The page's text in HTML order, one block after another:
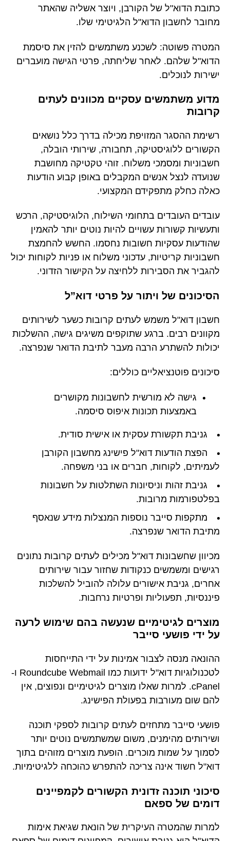
כתובת הדוא"ל של הקורבן, ויוצר אשליה שהאתר
מחובר לחשבון הדוא"ל הלגיטימי שלו.
המטרה פשוטה: לשכנע משתמשים להזין את סיסמת
הדוא"ל שלהם. לאחר שליחתה, פרטי הגישה מועברים
ישירות לנוכלים.
מדוע משתמשים עסקיים מכוונים לעתים
קרובות
רשימת ההסגר המזויפת מכילה בדרך כלל נושאים
הקשורים ללוגיסטיקה, תחבורה, שירותי הובלה,
חשבוניות ומסמכי משלוח. זוהי טקטיקה מחושבת
שנועדה לנצל אנשים המקבלים באופן קבוע הודעות
כאלה כחלק מתפקידם המקצועי.
עובדים העובדים בתחומי השילוח, הלוגיסטיקה, הרכש
ותעשיות קשורות עשויים להיות נוטים יותר להאמין
שהודעות עסקיות חשובות נחסמו. החשש להחמצת
חשבוניות קריטיות, עדכוני משלוח או פניות לקוחות יכול
להגביר את הסבירות ללחיצה על הקישור הזדוני.
הסיכונים של ויתור על פרטי דוא”ל
חשבון דוא"ל משמש לעתים קרובות כשער לשירותים
מקוונים רבים. ברגע שתוקפים משיגים גישה, ההשלכות
יכולות להשתרע הרבה מעבר לתיבת הדואר שנפרצה.
סיכונים פוטנציאליים כוללים:
גישה לא מורשית לחשבונות מקושרים
באמצעות תכונות איפוס סיסמה.
גניבת תקשורת עסקית או אישית סודית.
הפצת הודעות דוא"ל פישינג מחשבון הקורבן
לעמיתים, לקוחות, חברים או בני משפחה.
גניבת זהות וניסיונות השתלטות על חשבונות
בפלטפורמות מרובות.
מתקפות סייבר נוספות המנצלות מידע שנאסף
מתיבת הדואר שנפרצה.
מכיוון שחשבונות דוא"ל מכילים לעתים קרובות נתונים
רגישים ומשמשים כנקודות שחזור עבור שירותים
אחרים, גניבת אישורים עלולה להוביל להשלכות
פיננסיות, תפעוליות ופרטיות נרחבות.
מוצרים לגיטימיים שנעשה בהם שימוש לרעה
על ידי פושעי סייבר
ההונאה מנסה לצבור אמינות על ידי התייחסות
לטכנולוגיות דוא"ל ידועות כמו Roundcube Webmail ו-
cPanel. למרות שאלו מוצרים לגיטימיים ונפוצים, אין
להם שום מעורבות בפעולת הפישינג.
פושעי סייבר מתחזים לעתים קרובות לספקי תוכנה
ושירותים מהימנים, משום שמשתמשים נוטים יותר
לסמוך על שמות מוכרים. הופעת מוצרים מזוהים בתוך
דוא"ל חשוד אינה צריכה להתפרש כהוכחה ללגיטימיות.
סיכוני תוכנה זדונית הקשורים לקמפיינים
דומים של ספאם
למרות שהמטרה העיקרית של הונאת שגיאת אימות